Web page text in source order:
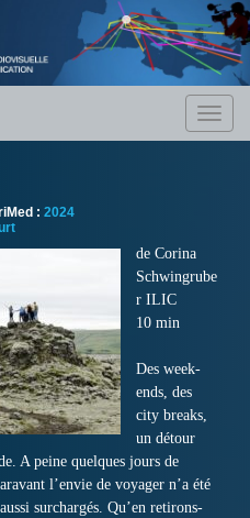
: 2024
de Corina
Schwingrube
r ILIC
10 min
Des week-
ends, des
city breaks,
un détour
A peine quelques jours de
l’envie de voyager n’a été
surchargés. Qu’en retirons-